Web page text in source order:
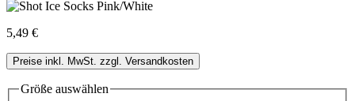
5,49 €
Preise inkl. MwSt. zzgl. Versandkosten
Größe auswählen